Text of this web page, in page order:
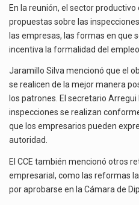
En la reunión, el sector
propuestas sobre las
las empresas, las formas en que
incentiva la formalidad del empleo.
Jaramillo Silva mencionó que el
se realicen de la mejor manera
los patrones. El secretario
inspecciones se realizan
que los empresarios pueden
autoridad.
El CCE también mencionó otros
empresarial, como las reformas
por aprobarse en la Cámara de